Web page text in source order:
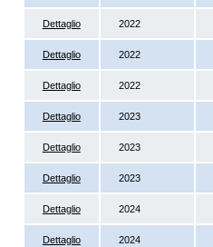
Dettaglio 2022
Dettaglio 2022
Dettaglio 2022
Dettaglio 2023
Dettaglio 2023
Dettaglio 2023
Dettaglio 2024
Dettaglio 2024